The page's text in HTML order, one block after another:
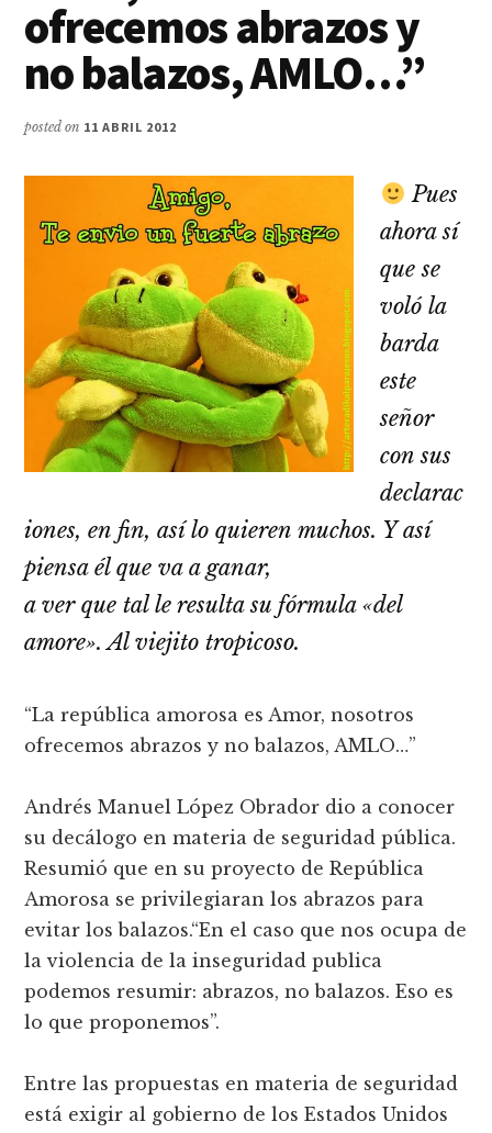
ofrecemos abrazos y
no balazos, AMLO…”
posted on 11 ABRIL 2012
Pues
ahora sí
que se
voló la
barda
este
señor
con sus
declarac
iones, en fin, así lo quieren muchos. Y así
piensa él que va a ganar,
a ver que tal le resulta su fórmula «del
amore». Al viejito tropicoso.
“La república amorosa es Amor, nosotros
ofrecemos abrazos y no balazos, AMLO…”
Andrés Manuel López Obrador dio a conocer
su decálogo en materia de seguridad pública.
Resumió que en su proyecto de República
Amorosa se privilegiaran los abrazos para
evitar los balazos.“En el caso que nos ocupa de
la violencia de la inseguridad publica
podemos resumir: abrazos, no balazos. Eso es
lo que proponemos”.
Entre las propuestas en materia de seguridad
está exigir al gobierno de los Estados Unidos